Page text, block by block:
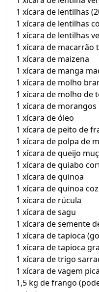
1 xícara de lentilhas
1 xícara de lentilhas
1 xícara de lentilhas
1 xícara de macarrão
1 xícara de maizena
1 xícara de manga
1 xícara de molho
1 xícara de molho de
1 xícara de morangos
1 xícara de óleo
1 xícara de peito de
1 xícara de polpa de
1 xícara de queijo
1 xícara de quiabo
1 xícara de quinoa
1 xícara de quinoa
1 xícara de rúcula
1 xícara de sagu
1 xícara de semente
1 xícara de tapioca
1 xícara de tapioca
1 xícara de trigo
1 xícara de vagem
1,5 kg de frango